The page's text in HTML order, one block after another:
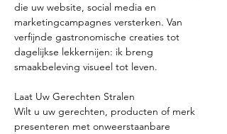
die uw website, social media en
marketingcampagnes versterken. Van
verfijnde gastronomische creaties tot
dagelijkse lekkernijen: ik breng
smaakbeleving visueel tot leven.
Laat Uw Gerechten Stralen
Wilt u uw gerechten, producten of merk
presenteren met onweerstaanbare